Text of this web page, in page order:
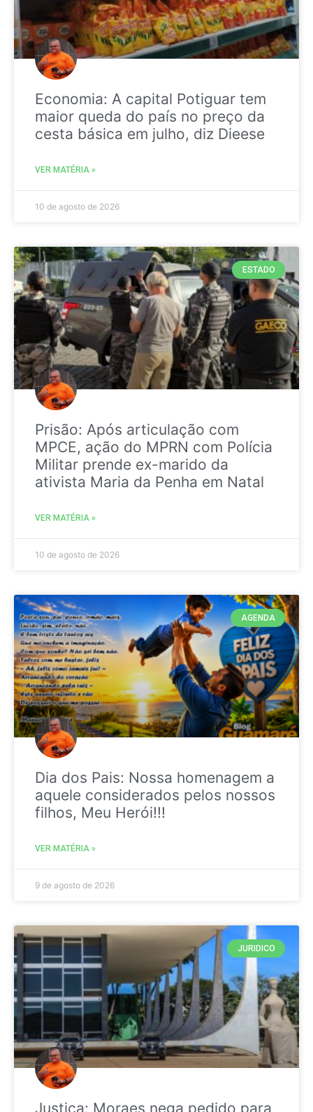
Economia: A capital Potiguar tem
maior queda do país no preço da
cesta básica em julho, diz Dieese
VER MATÉRIA »
10 de agosto de 2026
ESTADO
Prisão: Após articulação com
MPCE, ação do MPRN com Polícia
Militar prende ex-marido da
ativista Maria da Penha em Natal
VER MATÉRIA »
10 de agosto de 2026
AGENDA
Dia dos Pais: Nossa homenagem a
aquele considerados pelos nossos
filhos, Meu Herói!!!
VER MATÉRIA »
9 de agosto de 2026
JURIDICO
Justiça: Moraes nega pedido para